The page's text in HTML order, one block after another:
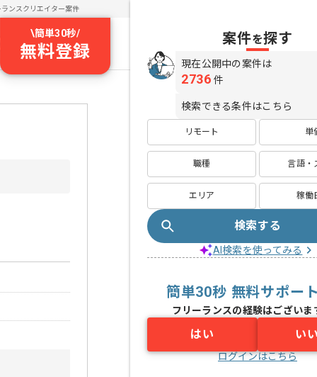
ランスクリエイター案件
\簡単30秒/
無料登録
案件を探す
現在公開中の案件は
2736 件
検索できる条件はこちら
リモート 単
職種 言語・
エリア 稼働
検索する
AI検索を使ってみる
簡単30秒 無料サポー
フリーランスの経験はございま
はい い
ログインはこちら